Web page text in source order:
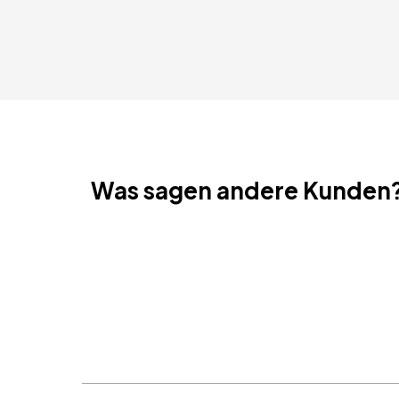
Was sagen andere